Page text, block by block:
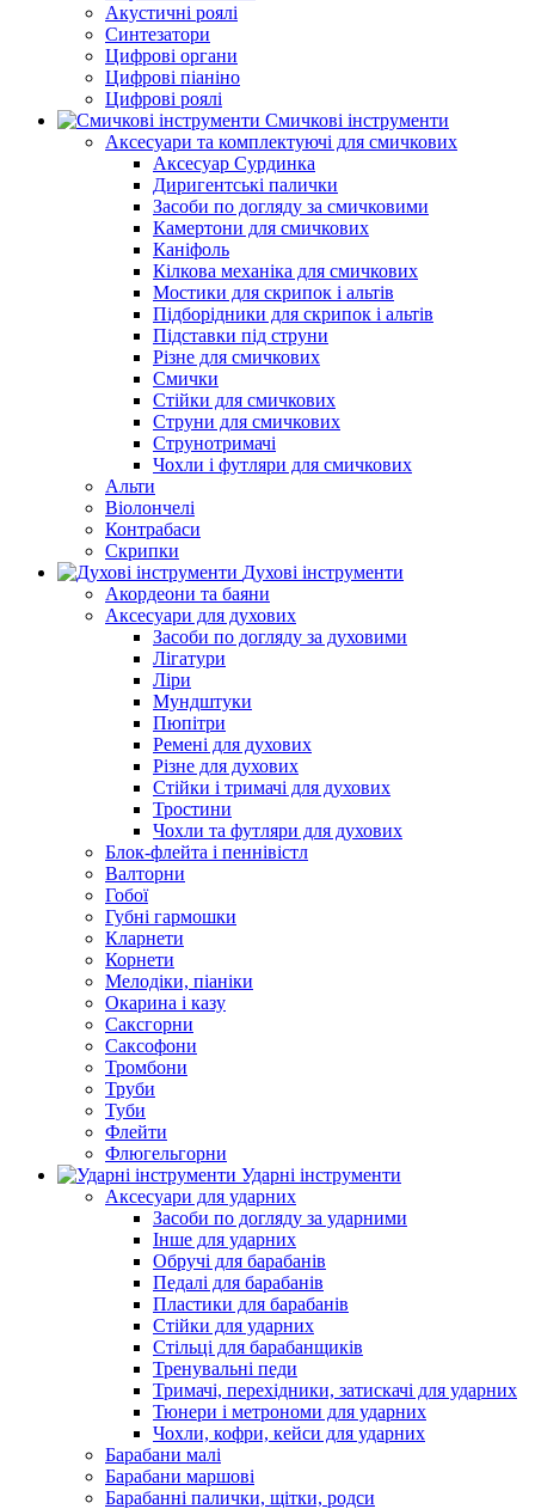
Акустичні роялі
Синтезатори
Цифрові органи
Цифрові піаніно
Цифрові роялі
Смичкові інструменти
Аксесуари та комплектуючі для смичкових
Аксесуар Сурдинка
Диригентські палички
Засоби по догляду за смичковими
Камертони для смичкових
Каніфоль
Кілкова механіка для смичкових
Мостики для скрипок і альтів
Підборiдники для скрипок і альтів
Підставки під струни
Різне для смичкових
Смички
Стійки для смичкових
Струни для смичкових
Струнотримачі
Чохли і футляри для смичкових
Альти
Віолончелі
Контрабаси
Скрипки
Духові інструменти
Акордеони та баяни
Аксесуари для духових
Засоби по догляду за духовими
Лігатури
Ліри
Мундштуки
Пюпітри
Ремені для духових
Різне для духових
Стійки і тримачі для духових
Тростини
Чохли та футляри для духових
Блок-флейта і пеннівістл
Валторни
Гобої
Губні гармошки
Кларнети
Корнети
Мелодіки, піаніки
Окарина і казу
Саксгорни
Саксофони
Тромбони
Труби
Туби
Флейти
Флюгельгорни
Ударні інструменти
Аксесуари для ударних
Засоби по догляду за ударними
Інше для ударних
Обручі для барабанів
Педалі для барабанів
Пластики для барабанів
Стійки для ударних
Стільці для барабанщиків
Тренувальні педи
Тримачі, перехідники, затискачі для ударних
Тюнери і метрономи для ударних
Чохли, кофри, кейси для ударних
Барабани малі
Барабани маршові
Барабанні палички, щітки, родси